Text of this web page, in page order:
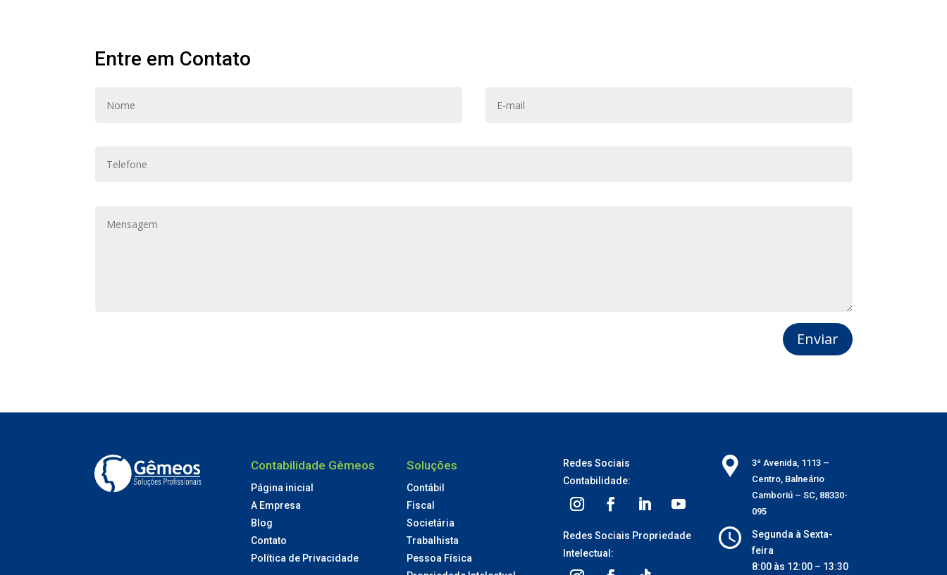
Entre em Contato
Enviar
Contabilidade Gêmeos
Página inicial
A Empresa
Blog
Contato
Política de Privacidade
Soluções
Contábil
Fiscal
Societária
Trabalhista
Pessoa Física
Redes Sociais
Contabilidade:
Redes Sociais Propriedade
Intelectual:
3ª Avenida, 1113 –
Centro, Balneário
Camboriú – SC, 88330-
095
Segunda à Sexta-
feira
8:00 às 12:00 – 13:30